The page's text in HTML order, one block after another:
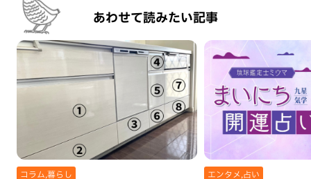
あわせて読みたい記事
コラム,暮らし エンタメ,占い